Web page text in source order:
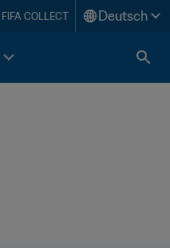
FIFA COLLECT Deutsch